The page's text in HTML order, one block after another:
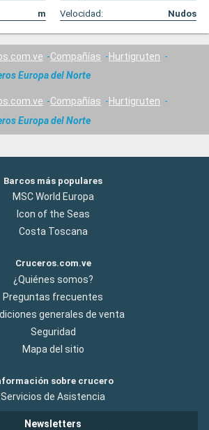
m Velocidad: Nudos
Compañías
Hurtigruten
Europa del Norte
Compañías
Hurtigruten
Europa del Norte
Barcos más populares
MSC World Europa
Icon of the Seas
Costa Toscana
Cruceros.com.ve
¿Quiénes somos?
Preguntas frecuentes
generales de venta
Seguridad
Mapa del sitio
sobre crucero
Servicios de Asistencia
Newsletters